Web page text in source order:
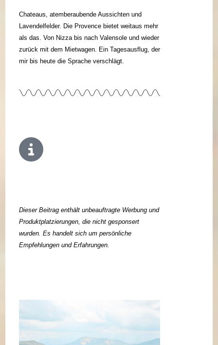
Chateaus, atemberaubende Aussichten und
Lavendelfelder. Die Provence bietet weitaus mehr
als das. Von Nizza bis nach Valensole und wieder
zurück mit dem Mietwagen. Ein Tagesausflug, der
mir bis heute die Sprache verschlägt.
Dieser Beitrag enthält unbeauftragte Werbung und
Produktplatzierungen, die nicht gesponsert
wurden. Es handelt sich um persönliche
Empfehlungen und Erfahrungen.